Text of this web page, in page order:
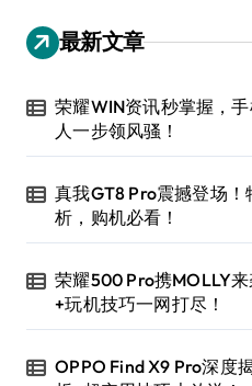
最新文章
荣耀WIN资讯秒掌握，
人一步领风骚！
真我GT8 Pro震撼登场！
析，购机必看！
荣耀500 Pro携MOLLY
+玩机技巧一网打尽！
OPPO Find X9 Pro深度